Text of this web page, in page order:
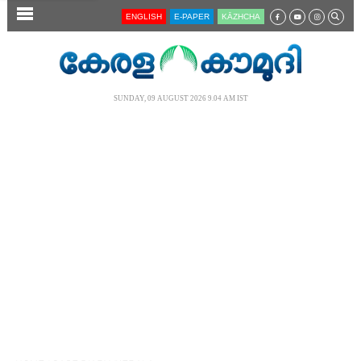
SECTIONS ENGLISH E-PAPER KĀZHCHA
SUNDAY, 09 AUGUST 2026 9.04 AM IST